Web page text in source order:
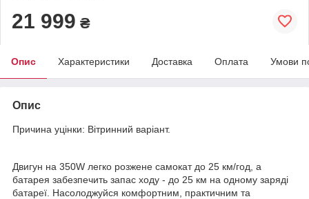
21 999 ₴
Опис Характеристики Доставка Оплата Умови
Опис
Причина уцінки: Вітринний варіант.
Двигун на 350W легко розжене самокат до 25 км/год, а
батарея забезпечить запас ходу - до 25 км на одному заряді
батареї. Насолоджуйся комфортним, практичним та